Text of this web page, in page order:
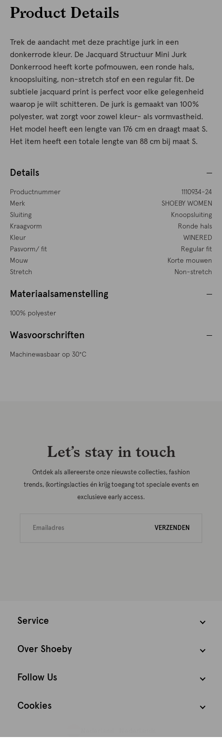
Product Details
Trek de aandacht met deze prachtige jurk in een
donkerrode kleur. De Jacquard Structuur Mini Jurk
Donkerrood heeft korte pofmouwen, een ronde hals,
knoopsluiting, non-stretch stof en een regular fit. De
subtiele jacquard print is perfect voor elke gelegenheid
waarop je wilt schitteren. De jurk is gemaakt van 100%
polyester, wat zorgt voor zowel kleur- als vormvastheid.
Het model heeft een lengte van 176 cm en draagt maat S.
Het item heeft een totale lengte van 88 cm bij maat S.
Details
Productnummer
1110934-24
Merk
SHOEBY WOMEN
Sluiting
Knoopsluiting
Kraagvorm
Ronde hals
Kleur
WINERED
Pasvorm/ fit
Regular fit
Mouw
Korte mouwen
Stretch
Non-stretch
Materiaalsamenstelling
100% polyester
Wasvoorschriften
Machinewasbaar op 30°C
Let’s stay in touch
Ontdek als allereerste onze nieuwste collecties, fashion
trends, (kortings)acties én krijg toegang tot speciale events en
exclusieve early access.
VERZENDEN
Service
Over Shoeby
Follow Us
Cookies